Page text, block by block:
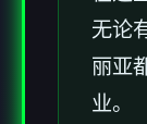
无论
丽亚
业。